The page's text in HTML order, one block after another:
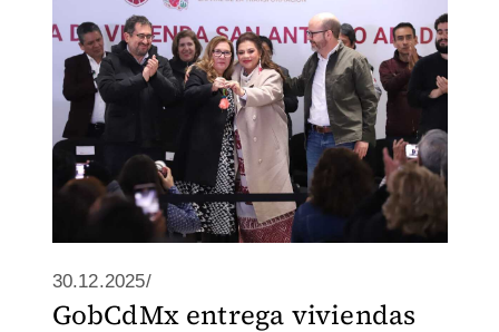
30.12.2025/
GobCdMx entrega viviendas